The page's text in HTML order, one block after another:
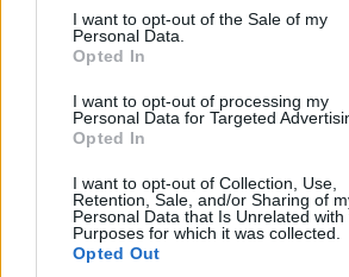
consent section.
I want to opt-out of the Sale of my
Personal Data.
Opted In
I want to opt-out of processing my
Personal Data for Targeted
Opted In
I want to opt-out of Collection, Use,
Retention, Sale, and/or Sharing of
Personal Data that Is Unrelated with
Purposes for which it was collected.
Opted Out
της πόλης.